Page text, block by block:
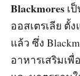
Blackmores เ
ออสเตรเลีย ตั้
แล้ว ซึ่ง
อาหารเสริมเ